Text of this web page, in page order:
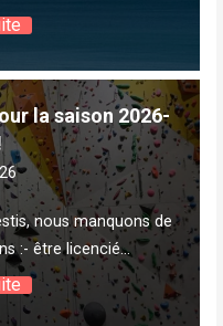
la saison 2026-
nous manquons de
:- être licencié…